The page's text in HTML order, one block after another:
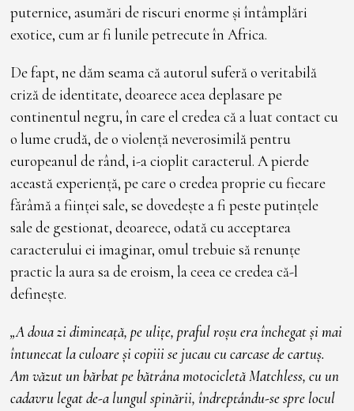
puternice, asumări de riscuri enorme și întâmplări
exotice, cum ar fi lunile petrecute în Africa.
De fapt, ne dăm seama că autorul suferă o veritabilă
criză de identitate, deoarece acea deplasare pe
continentul negru, în care el credea că a luat contact cu
o lume crudă, de o violență neverosimilă pentru
europeanul de rând, i-a cioplit caracterul. A pierde
această experiență, pe care o credea proprie cu fiecare
fărâmă a ființei sale, se dovedește a fi peste putințele
sale de gestionat, deoarece, odată cu acceptarea
caracterului ei imaginar, omul trebuie să renunțe
practic la aura sa de eroism, la ceea ce credea că-l
definește.
„A doua zi dimineață, pe ulițe, praful roșu era închegat și mai
întunecat la culoare și copiii se jucau cu carcase de cartuș.
Am văzut un bărbat pe bătrâna motocicletă Matchless, cu un
cadavru legat de-a lungul spinării, îndreptându-se spre locul